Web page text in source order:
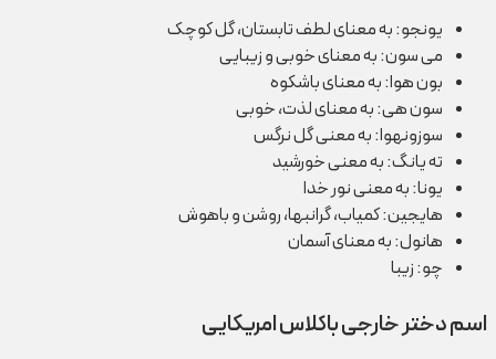
یونجو: به معنای لطف تابستان، گل کوچک
می سون: به معنای خوبی و زیبایی
بون هوا: به معنای با‎شکوه
سون هی: به معنای لذت، خوبی
سوزونهوا: به معنی گل نرگس
ته یانگ: به معنی خورشید
یونا: به معنی نور خدا
هایجین: کمیاب، گرانبها، روشن و باهوش
هانول: به معنای آسمان
چو: زیبا
اسم دختر خارجی باکلاس امریکایی